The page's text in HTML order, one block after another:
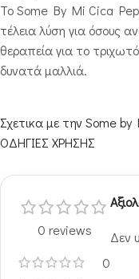
Το Some By Mi Cica
τέλεια λύση για όσους
θεραπεία για το
δυνατά μαλλιά.
Σχετικα με την Some by
ΟΔΗΓΙΕΣ ΧΡΗΣΗΣ
0 reviews
0
Δεν